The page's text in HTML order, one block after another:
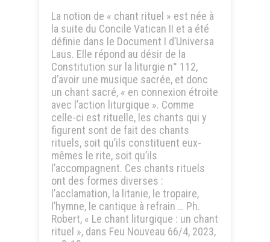
La notion de « chant rituel » est née à
la suite du Concile Vatican II et a été
définie dans le Document I d’Universa
Laus. Elle répond au désir de la
Constitution sur la liturgie n° 112,
d’avoir une musique sacrée, et donc
un chant sacré, « en connexion étroite
avec l’action liturgique ». Comme
celle-ci est rituelle, les chants qui y
figurent sont de fait des chants
rituels, soit qu’ils constituent eux-
mêmes le rite, soit qu’ils
l’accompagnent. Ces chants rituels
ont des formes diverses :
l’acclamation, la litanie, le tropaire,
l’hymne, le cantique à refrain … Ph.
Robert, « Le chant liturgique : un chant
rituel », dans Feu Nouveau 66/4, 2023,